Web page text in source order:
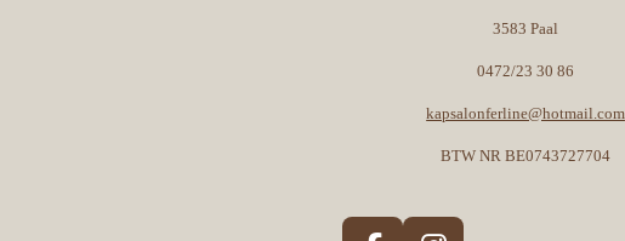
3583 Paal
0472/23 30 86
kapsalonferline@hotmail.com
BTW NR BE0743727704